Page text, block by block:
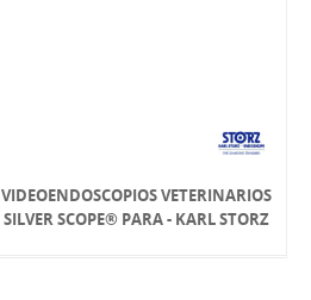
VIDEOENDOSCOPIOS VETERINARIOS
SILVER SCOPE® PARA - KARL STORZ